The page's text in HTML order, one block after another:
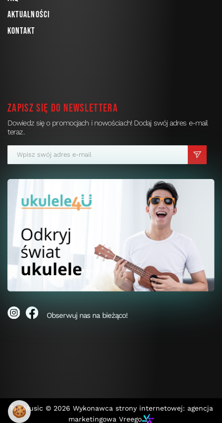
Aktualności
Kontakt
Zapisz się do newslettera
Dowiedz się o promocjach i nowościach! Dodaj swój adres e-mail
teraz.
Obserwuj nas na bieżąco!
Top Music © 2026 Wykonawca strony internetowej: agencja
marketingowa Vreego
🍪